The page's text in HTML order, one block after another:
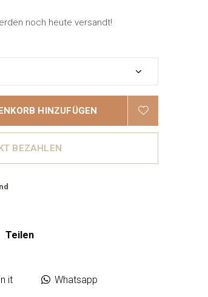
noch heute versandt!
HINZUFÜGEN
BEZAHLEN
Teilen
it Whatsapp